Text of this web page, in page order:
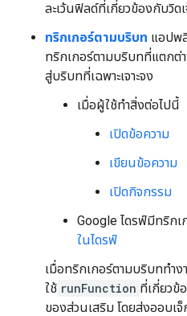
ละเว้นฟิลด์ที่เกี่ยวข้องกับวิด
ทริกเกอร์ตามบริบท แอปพ
ทริกเกอร์ตามบริบทที่แตกต่า
สู่บริบทที่เฉพาะเจาะจง
เมื่อผู้ใช้ทำสิ่งต่อไปนี้
เปิดข้อความ
เขียนข้อความ
เปิดกิจกรรม
Google ไดรฟ์มีทริก
ในไดรฟ์
เมื่อทริกเกอร์ตามบริบททํา
ใช้ runFunction ที่เกี่ยวข้
ของส่วนเสริม โดยส่งออบเ